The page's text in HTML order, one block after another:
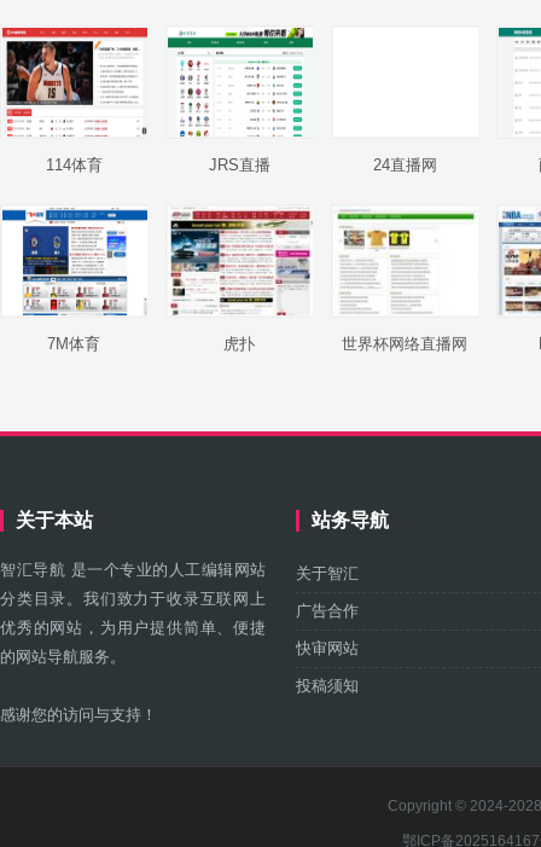
114体育 JRS直播 24直播网
7M体育 虎扑 世界杯网络直播网
关于本站
智汇导航 是一个专业的人工编辑网站
分类目录。我们致力于收录互联网上
优秀的网站，为用户提供简单、便捷
的网站导航服务。
感谢您的访问与支持！
站务导航
关于智汇
广告合作
快审网站
投稿须知
Copyright © 2024-
鄂ICP备